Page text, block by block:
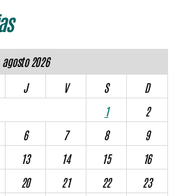
agosto 2026
J V S
D
1
2
6 7 8
9
13 14 15
16
20 21 22
23